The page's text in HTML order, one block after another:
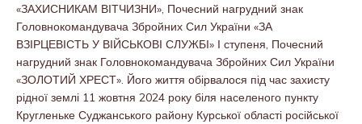
«ЗАХИСНИКАМ ВІТЧИЗНИ», Почесний нагрудний знак
Головнокомандувача Збройних Сил України «ЗА
ВЗІРЦЕВІСТЬ У ВІЙСЬКОВІ СЛУЖБІ» І ступеня, Почесний
нагрудний знак Головнокомандувача Збройних Сил України
«ЗОЛОТИЙ ХРЕСТ». Його життя обірвалося під час захисту
рідної землі 11 жовтня 2024 року біля населеного пункту
Кругленьке Суджанського району Курської області російської